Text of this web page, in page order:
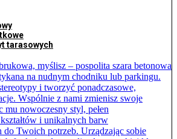
tarasowych
myślisz – pospolita szara betonowa
na nudnym chodniku lub parkingu.
i tworzyć ponadczasowe,
Wspólnie z nami zmienisz swoje
mu nowoczesny styl, pełen
i unikalnych barw
do Twoich potrzeb. Urządzając sobie